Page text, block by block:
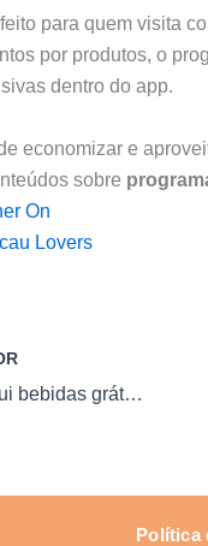
para quem visita
por produtos, o
dentro do app.
economizar e
sobre
er On
Lovers
☕ We Coffee distribui bebidas grátis nesta quarta-feira!
Política